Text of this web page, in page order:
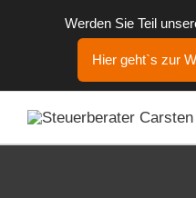
Werden Sie Teil
Hier geht`s zur